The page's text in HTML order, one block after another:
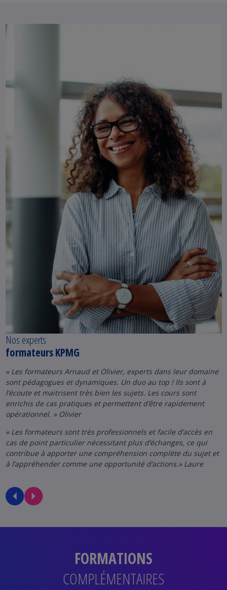
Nos experts
formateurs KPMG
« Les formateurs Arnaud et Olivier, experts dans leur domaine
sont pédagogues et dynamiques. Un duo au top ! Ils sont à
l’écoute et maitrisent très bien les sujets. Les cours sont
enrichis de cas pratiques et permettent d’être rapidement
opérationnel. » Olivier
« Les formateurs sont très professionnels et facile d’accès en
cas de point particulier nécessitant plus d’échanges, ce qui
contribue à apporter une compréhension complète du sujet et
à l’appréhender comme une opportunité d’actions.» Laure
FORMATIONS
COMPLÉMENTAIRES